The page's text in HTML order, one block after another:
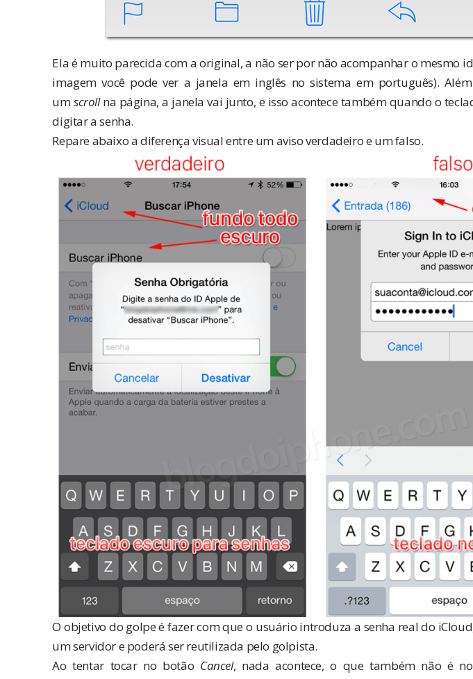
Ela é muito parecida com a original, a não ser por não acompanhar o mesmo
imagem você pode ver a janela em inglês no sistema em português).
umscrollna página, a janela vai junto, e isso acontece também quando o
digitar a senha.
Repare abaixo a diferença visual entre um aviso verdadeiro e um falso.
O objetivo do golpe é fazer com que o usuário introduza a senha real do
um servidor e poderá ser reutilizada pelo golpista.
Ao tentar tocar no botão Cancel, nada acontece, o que também não é